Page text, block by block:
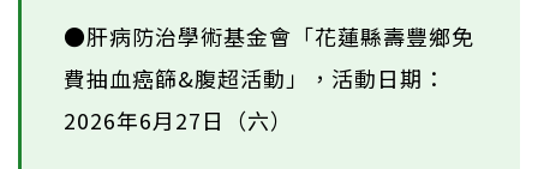
●肝病防治學術基金會「花蓮縣壽豐鄉免
費抽血癌篩&腹超活動」，活動日期：
2026年6月27日（六）